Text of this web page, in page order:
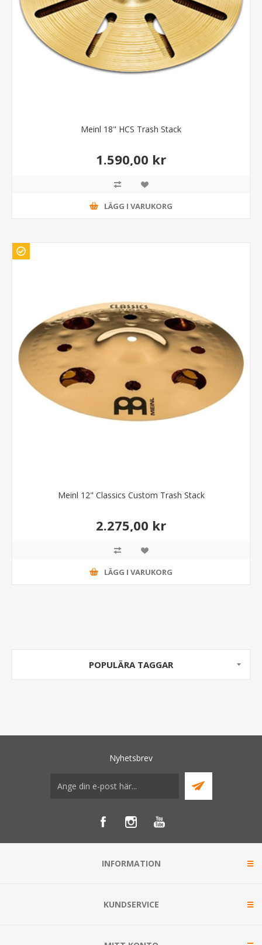
Meinl 18" HCS Trash Stack
1.590,00 kr
LÄGG I VARUKORG
Meinl 12" Classics Custom Trash Stack
2.275,00 kr
LÄGG I VARUKORG
POPULÄRA TAGGAR
Nyhetsbrev
INFORMATION
KUNDSERVICE